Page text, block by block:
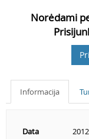
Norėdami
Informacija
Data